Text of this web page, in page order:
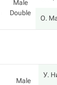
Male
Double
О.
Male
У.